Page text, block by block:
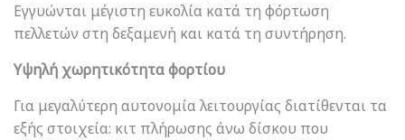
Εγγυώνται μέγιστη ευκολία κατά τη φόρτωση
πελλετών στη δεξαμενή και κατά τη συντήρηση.
Υψηλή χωρητικότητα φορτίου
Για μεγαλύτερη αυτονομία λειτουργίας διατίθενται τα
εξής στοιχεία: κιτ πλήρωσης άνω δίσκου που